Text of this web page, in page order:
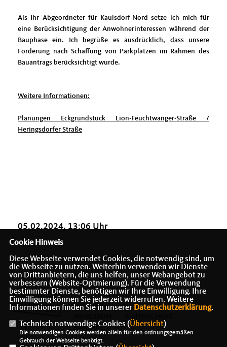
Als Ihr Abgeordneter für Kaulsdorf-Nord setze ich mich für
eine Berücksichtigung der Anwohnerinteressen während der
Bauphase ein. Ich begrüße es ausdrücklich, dass unsere
Forderung nach Schaffung von Parkplätzen im Rahmen des
Bauantrags berücksichtigt wurde.
Weitere Informationen:
Planungen Eckgrundstück Lion-Feuchtwanger-Straße /
Heringsdorfer Straße
05.02.2024, 13:06 Uhr
KONTAKT
Cookie Hinweis
Diese Webseite verwendet Cookies, die notwendig sind, um
die Webseite zu nutzen. Weiterhin verwenden wir Dienste
von Drittanbietern, die uns helfen, unser Webangebot zu
verbessern (Website-Optmierung). Für die Verwendung
bestimmter Dienste, benötigen wir Ihre Einwilligung. Ihre
Einwilligung können Sie jederzeit widerrufen. Weitere
Informationen finden Sie in unserer Datenschutzerklärung.
Technisch notwendige Cookies (Übersicht)
Die notwendigen Cookies werden allein für den ordnungsgemäßen
Gebrauch der Webseite benötigt.